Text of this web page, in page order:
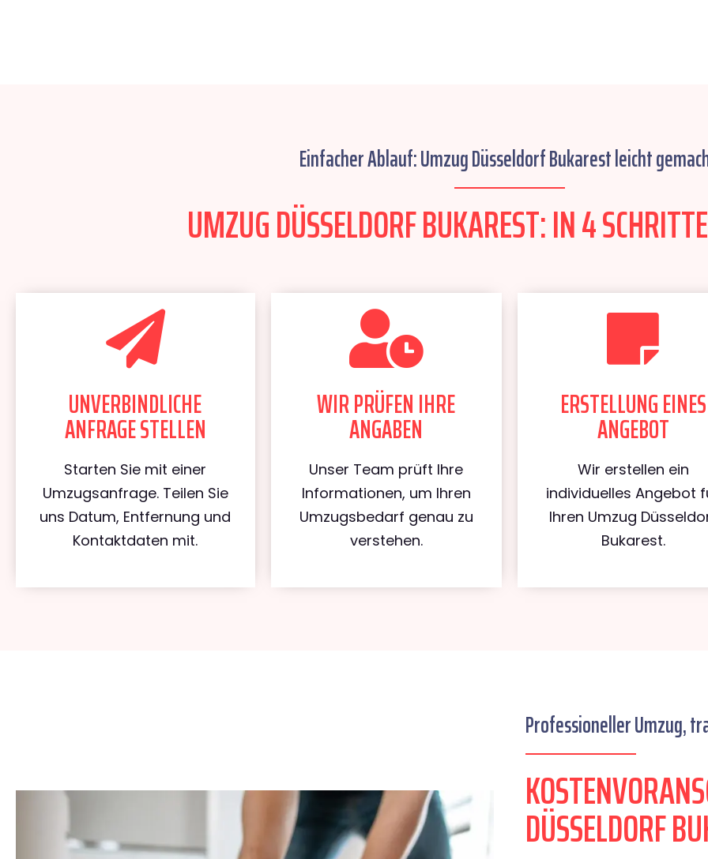
Einfacher Ablauf: Umzug Düsseldorf Bukarest leicht
UMZUG DÜSSELDORF BUKAREST: IN 4
UNVERBINDLICHE
ANFRAGE STELLEN
Starten Sie mit einer
Umzugsanfrage. Teilen Sie
uns Datum, Entfernung und
Kontaktdaten mit.
WIR PRÜFEN IHRE
ANGABEN
Unser Team prüft Ihre
Informationen, um Ihren
Umzugsbedarf genau zu
verstehen.
ERSTELLUNG EINES
ANGEBOT
Wir erstellen ein
individuelles Angebot
Ihren Umzug
Bukarest.
Professioneller Umzug,
DÜSSELDORF